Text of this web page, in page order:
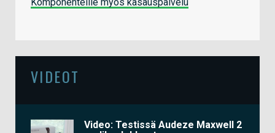
VIDEOT
Video: Testissä Audeze Maxwell 2